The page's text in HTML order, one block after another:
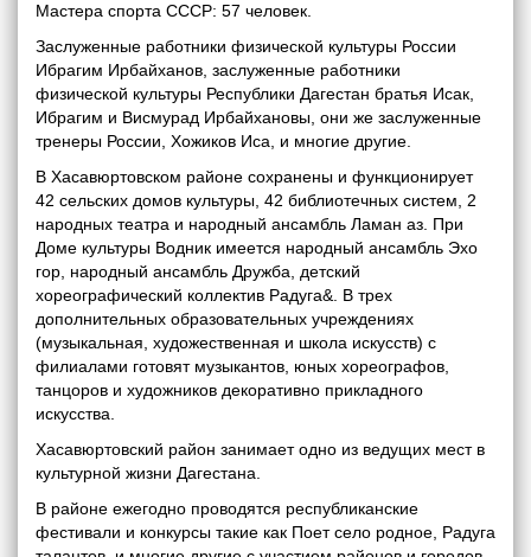
Мастера спорта СССР: 57 человек.
Заслуженные работники физической культуры России
Ибрагим Ирбайханов, заслуженные работники
физической культуры Республики Дагестан братья Исак,
Ибрагим и Висмурад Ирбайхановы, они же заслуженные
тренеры России, Хожиков Иса, и многие другие.
В Хасавюртовском районе сохранены и функционирует
42 сельских домов культуры, 42 библиотечных систем, 2
народных театра и народный ансамбль Ламан аз. При
Доме культуры Водник имеется народный ансамбль Эхо
гор, народный ансамбль Дружба, детский
хореографический коллектив Радуга&. В трех
дополнительных образовательных учреждениях
(музыкальная, художественная и школа искусств) с
филиалами готовят музыкантов, юных хореографов,
танцоров и художников декоративно прикладного
искусства.
Хасавюртовский район занимает одно из ведущих мест в
культурной жизни Дагестана.
В районе ежегодно проводятся республиканские
фестивали и конкурсы такие как Поет село родное, Радуга